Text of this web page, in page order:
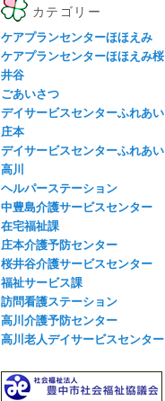
カテゴリー
ケアプランセンターほほえみ
ケアプランセンターほほえみ桜
井谷
ごあいさつ
デイサービスセンターふれあい
庄本
デイサービスセンターふれあい
高川
ヘルパーステーション
中豊島介護サービスセンター
在宅福祉課
庄本介護予防センター
桜井谷介護サービスセンター
福祉サービス課
訪問看護ステーション
高川介護予防センター
高川老人デイサービスセンター